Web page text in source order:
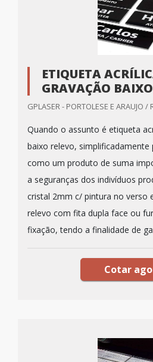
ETIQUETA
GRAVAÇÃO
GPLASER - PORTOLESE E ARAUJO /
Quando o assunto é etiqueta
baixo relevo,
como um produto de suma
a seguranças dos indivíduos
cristal 2mm c/ pintura no verso
relevo com fita dupla face ou
fixação, tendo a finalidade de
Cotar